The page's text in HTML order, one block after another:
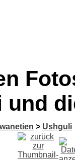
und
> Ushguli